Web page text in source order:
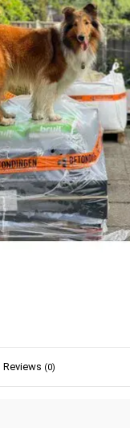
Reviews (0)